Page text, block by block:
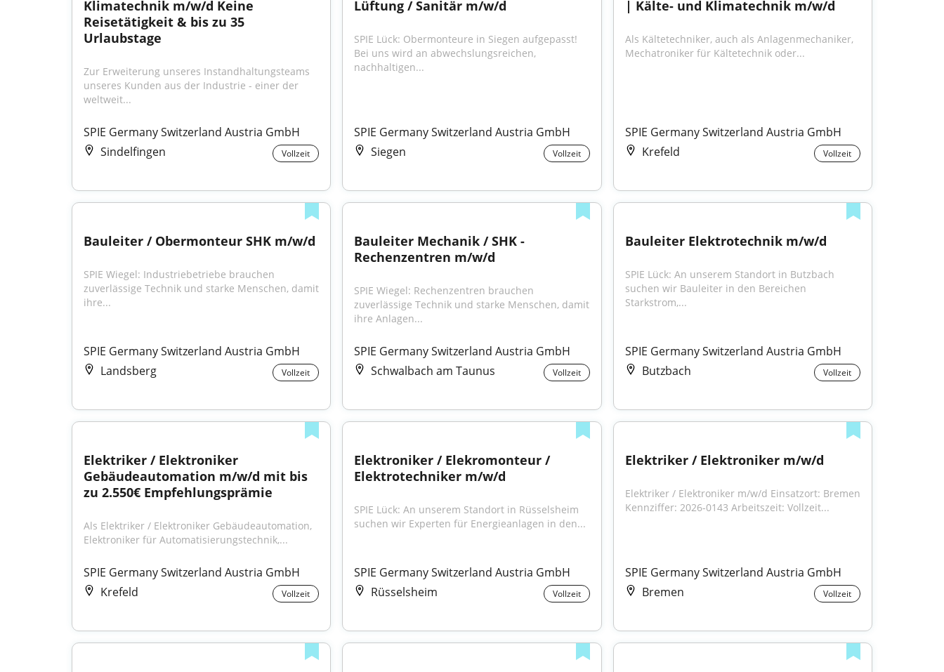
Klimatechnik m/w/d Keine
Reisetätigkeit & bis zu 35
Urlaubstage
Zur Erweiterung unseres Instandhaltungsteams
unseres Kunden aus der Industrie - einer der
weltweit...
SPIE Germany Switzerland Austria GmbH
Sindelfingen
Vollzeit
Lüftung / Sanitär m/w/d
SPIE Lück: Obermonteure in Siegen aufgepasst!
Bei uns wird an abwechslungsreichen,
nachhaltigen...
SPIE Germany Switzerland Austria GmbH
Siegen
Vollzeit
| Kälte- und Klimatechnik m/w/d
Als Kältetechniker, auch als Anlagenmechaniker,
Mechatroniker für Kältetechnik oder...
SPIE Germany Switzerland Austria GmbH
Krefeld
Vollzeit
Bauleiter / Obermonteur SHK m/w/d
SPIE Wiegel: Industriebetriebe brauchen
zuverlässige Technik und starke Menschen, damit
ihre...
SPIE Germany Switzerland Austria GmbH
Landsberg
Vollzeit
Bauleiter Mechanik / SHK -
Rechenzentren m/w/d
SPIE Wiegel: Rechenzentren brauchen
zuverlässige Technik und starke Menschen, damit
ihre Anlagen...
SPIE Germany Switzerland Austria GmbH
Schwalbach am Taunus
Vollzeit
Bauleiter Elektrotechnik m/w/d
SPIE Lück: An unserem Standort in Butzbach
suchen wir Bauleiter in den Bereichen
Starkstrom,...
SPIE Germany Switzerland Austria GmbH
Butzbach
Vollzeit
Elektriker / Elektroniker
Gebäudeautomation m/w/d mit bis
zu 2.550€ Empfehlungsprämie
Als Elektriker / Elektroniker Gebäudeautomation,
Elektroniker für Automatisierungstechnik,...
SPIE Germany Switzerland Austria GmbH
Krefeld
Vollzeit
Elektroniker / Elekromonteur /
Elektrotechniker m/w/d
SPIE Lück: An unserem Standort in Rüsselsheim
suchen wir Experten für Energieanlagen in den...
SPIE Germany Switzerland Austria GmbH
Rüsselsheim
Vollzeit
Elektriker / Elektroniker m/w/d
Elektriker / Elektroniker m/w/d Einsatzort: Bremen
Kennziffer: 2026-0143 Arbeitszeit: Vollzeit...
SPIE Germany Switzerland Austria GmbH
Bremen
Vollzeit